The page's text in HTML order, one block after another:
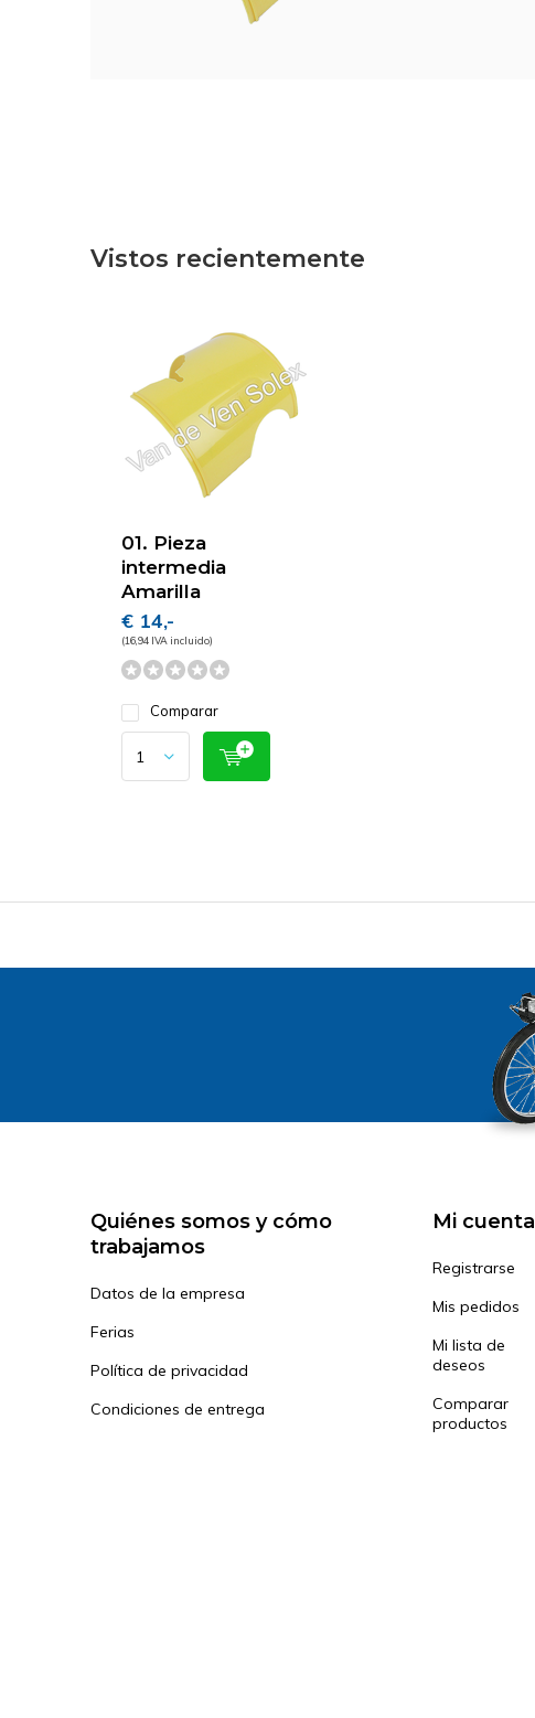
Vistos recientemente
01. Pieza
intermedia
Amarilla
€ 14,-
(16,94 IVA incluido)
Comparar
Quiénes somos y cómo
trabajamos
Datos de la empresa
Ferias
Política de privacidad
Condiciones de entrega
Mi cuenta
Registrarse
Mis pedidos
Mi lista de
deseos
Comparar
productos